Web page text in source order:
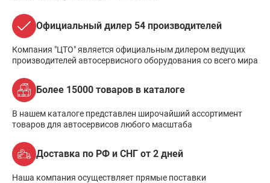
Официальный дилер 54 производителей
Компания "ЦТО" является официальным дилером ведущих
производителей автосервисного оборудования со всего мира
Более 15000 товаров в каталоге
В нашем каталоге представлен широчайший ассортимент
товаров для автосервисов любого масштаба
Доставка по РФ и СНГ от 2 дней
Наша компания осуществляет прямые поставки